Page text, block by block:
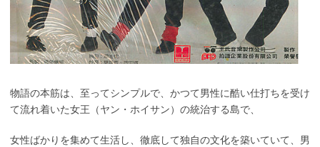
物語の本筋は、至ってシンプルで、かつて男性に酷い仕打ちを受け
て流れ着いた女王（ヤン・ホイサン）の統治する島で、
女性ばかりを集めて生活し、徹底して独自の文化を築いていて、男